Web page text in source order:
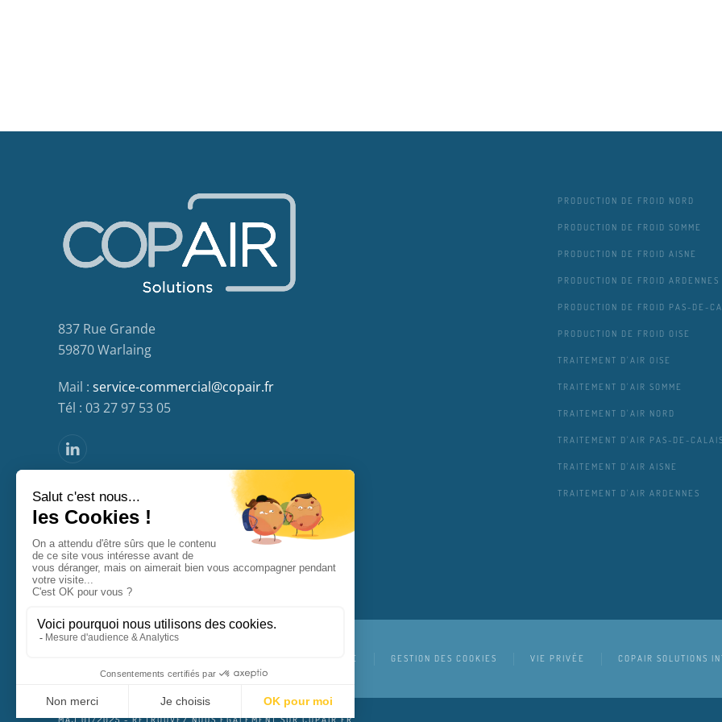
837 Rue Grande
59870 Warlaing
Mail : service-commercial@copair.fr
Tél : 03 27 97 53 05
PRODUCTION DE FROID NORD
PRODUCTION DE FROID SOMME
PRODUCTION DE FROID AISNE
PRODUCTION DE FROID ARDENNES
PRODUCTION DE FROID PAS-DE-
PRODUCTION DE FROID OISE
TRAITEMENT D'AIR OISE
TRAITEMENT D'AIR SOMME
TRAITEMENT D'AIR NORD
TRAITEMENT D'AIR PAS-DE-
TRAITEMENT D'AIR AISNE
TRAITEMENT D'AIR ARDENNES
PLAN DU SITE GESTION DES COOKIES VIE PRIVÉE COPAIR SOLUTIONS
MAJ 01/2025 - RETROUVEZ NOUS ÉGALEMENT SURCOPAIR.FR